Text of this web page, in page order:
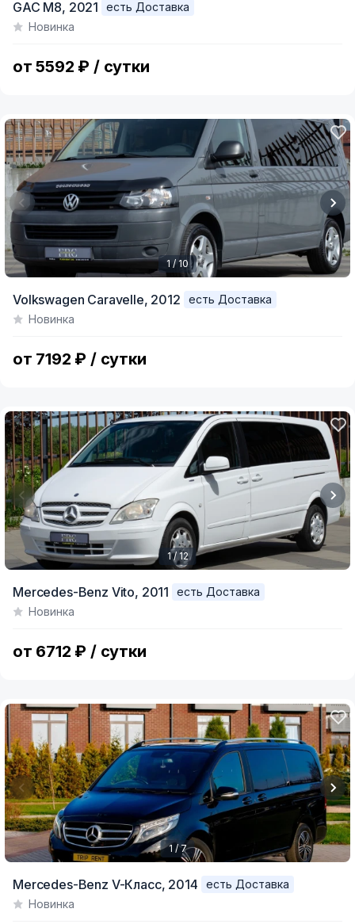
of
GAC M8, 2021
есть Доставка
Новинка
от 5592 ₽ / сутки
of
1 / 10
Volkswagen Caravelle, 2012
есть Доставка
Новинка
от 7192 ₽ / сутки
of
1 / 12
Mercedes-Benz Vito, 2011
есть Доставка
Новинка
от 6712 ₽ / сутки
of
1 / 7
Mercedes-Benz V-Класс, 2014
есть Доставка
Новинка